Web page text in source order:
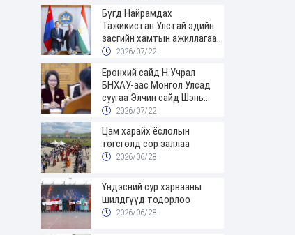
ажиллах хуваарийг гаргаж,
иргэдэд мэдээлэхийг үүрэг
болголоо
Бүгд Найрамдах
Тажикистан Улстай эдийн
засгийн хамтын ажиллагааг
өргөжүүлнэ
2026/07/22
Ерөнхий сайд Н.Учрал
БНХАУ-аас Монгол Улсад
суугаа Элчин сайд Шэнь
Миньжюанийг хүлээн авч
2026/07/22
Цам харайх ёслолын
төгсгөлд сор заллаа
2026/06/28
Үндэсний сур харвааны
шилдгүүд тодорлоо
2026/06/28